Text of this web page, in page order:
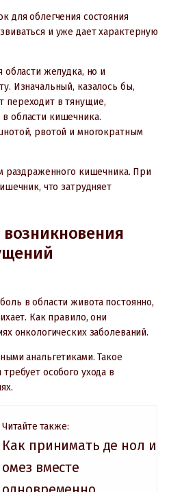
для облегчения состояния
и уже дает характерную
области желудка, но и
Изначальный, казалось бы,
переходит в тянущие,
области кишечника.
рвотой и многократным
раздраженного кишечника. При
что затрудняет
в области живота постоянно,
Как правило, они
онкологических заболеваний.
анальгетиками. Такое
особого ухода в
Читайте также:
Как принимать де нол и
омез вместе